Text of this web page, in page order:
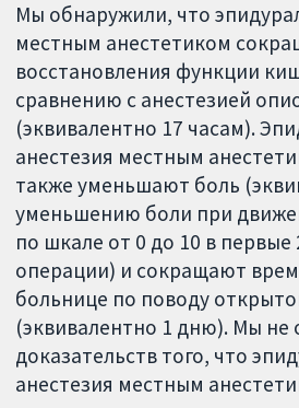
Мы обнаружили, что
местным анестетиком
восстановления функции
сравнению с анестезией
(эквивалентно 17 часам).
анестезия местным
также уменьшают боль
уменьшению боли при
по шкале от 0 до 10 в первые
операции) и сокращают
больнице по поводу
(эквивалентно 1 дню). Мы не
доказательств того, что
анестезия местным